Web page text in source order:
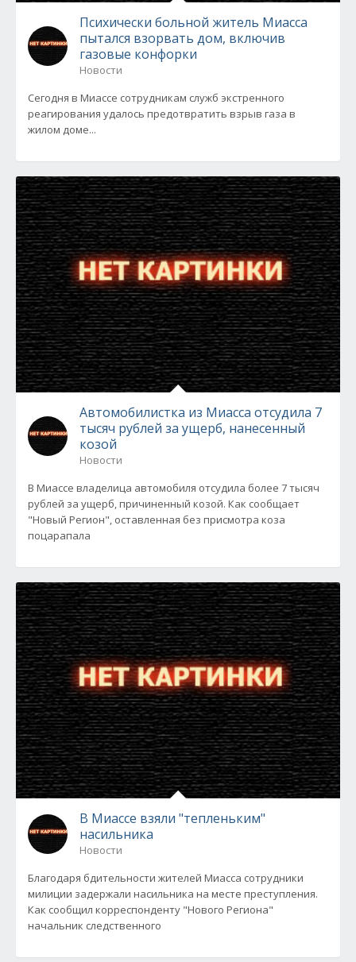
Психически больной житель Миасса
пытался взорвать дом, включив
газовые конфорки
Новости
Сегодня в Миассе сотрудникам служб экстренного
реагирования удалось предотвратить взрыв газа в
жилом доме...
Автомобилистка из Миасса отсудила 7
тысяч рублей за ущерб, нанесенный
козой
Новости
В Миассе владелица автомобиля отсудила более 7 тысяч
рублей за ущерб, причиненный козой. Как сообщает
"Новый Регион", оставленная без присмотра коза
поцарапала
В Миассе взяли "тепленьким"
насильника
Новости
Благодаря бдительности жителей Миасса сотрудники
милиции задержали насильника на месте преступления.
Как сообщил корреспонденту "Нового Региона"
начальник следственного